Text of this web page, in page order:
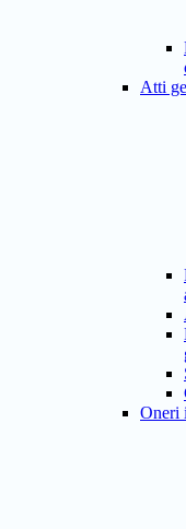
Atti
Oneri